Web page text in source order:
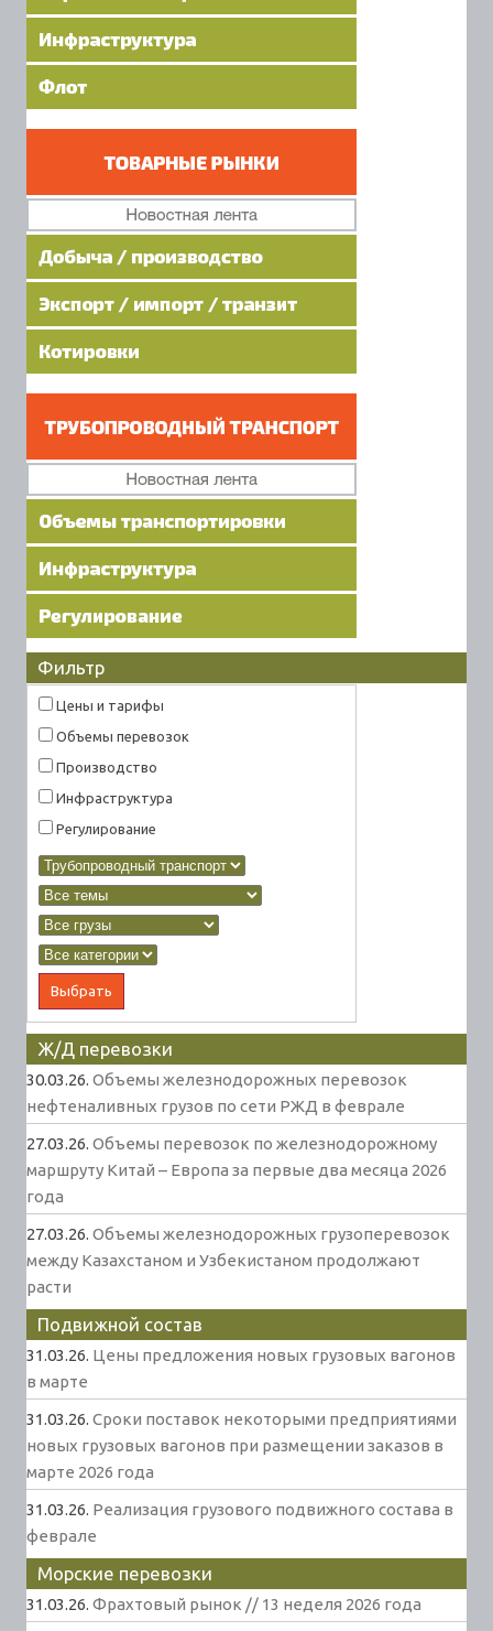
Фильтр
Цены и тарифы
Объемы перевозок
Производство
Инфраструктура
Регулирование
Ж/Д перевозки
30.03.26. Объемы железнодорожных перевозок
нефтеналивных грузов по сети РЖД в феврале
27.03.26. Объемы перевозок по железнодорожному
маршруту Китай – Европа за первые два месяца 2026
года
27.03.26. Объемы железнодорожных грузоперевозок
между Казахстаном и Узбекистаном продолжают
расти
Подвижной состав
31.03.26. Цены предложения новых грузовых вагонов
в марте
31.03.26. Сроки поставок некоторыми предприятиями
новых грузовых вагонов при размещении заказов в
марте 2026 года
31.03.26. Реализация грузового подвижного состава в
феврале
Морские перевозки
31.03.26. Фрахтовый рынок // 13 неделя 2026 года